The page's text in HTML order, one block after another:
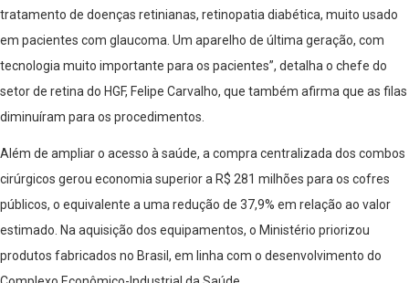
tratamento de doenças retinianas, retinopatia diabética, muito usado
em pacientes com glaucoma. Um aparelho de última geração, com
tecnologia muito importante para os pacientes”, detalha o chefe do
setor de retina do HGF, Felipe Carvalho, que também afirma que as filas
diminuíram para os procedimentos.
Além de ampliar o acesso à saúde, a compra centralizada dos combos
cirúrgicos gerou economia superior a R$ 281 milhões para os cofres
públicos, o equivalente a uma redução de 37,9% em relação ao valor
estimado. Na aquisição dos equipamentos, o Ministério priorizou
produtos fabricados no Brasil, em linha com o desenvolvimento do